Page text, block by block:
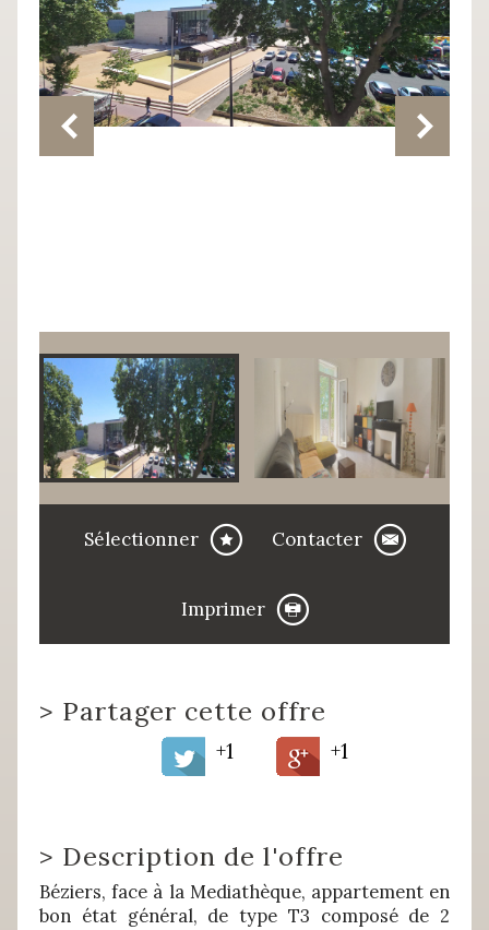
Sélectionner Contacter
Imprimer
> Partager cette offre
+1 +1
> Description de l'offre
Béziers, face à la Mediathèque, appartement en
bon état général, de type T3 composé de 2